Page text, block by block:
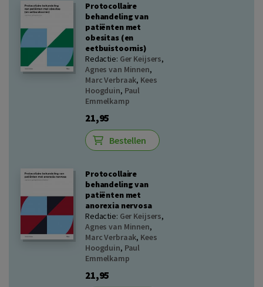
Protocollaire
behandeling van
patiënten met
obesitas (en
eetbuistoornis)
Redactie: Ger Keijsers,
Agnes van Minnen,
Marc Verbraak, Kees
Hoogduin, Paul
Emmelkamp
21,95
Bestellen
Protocollaire
behandeling van
patiënten met
anorexia nervosa
Redactie: Ger Keijsers,
Agnes van Minnen,
Marc Verbraak, Kees
Hoogduin, Paul
Emmelkamp
21,95